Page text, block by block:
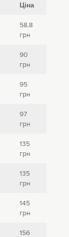
Ціна
58.8
грн
90
грн
95
грн
97
грн
135
грн
135
грн
145
грн
156